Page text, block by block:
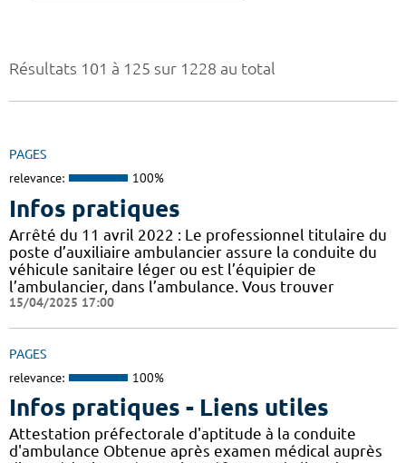
Résultats 101 à 125 sur 1228 au total
PAGES
relevance: 100%
Infos pratiques
Arrêté du 11 avril 2022 : Le professionnel titulaire du
poste d’auxiliaire ambulancier assure la conduite du
véhicule sanitaire léger ou est l’équipier de
l’ambulancier, dans l’ambulance. Vous trouver
15/04/2025 17:00
PAGES
relevance: 100%
Infos pratiques - Liens utiles
Attestation préfectorale d'aptitude à la conduite
d'ambulance Obtenue après examen médical auprès